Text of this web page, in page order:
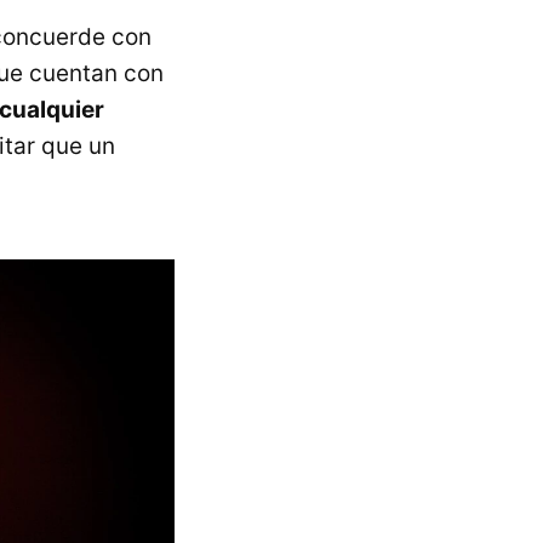
con
cuentan con
que un